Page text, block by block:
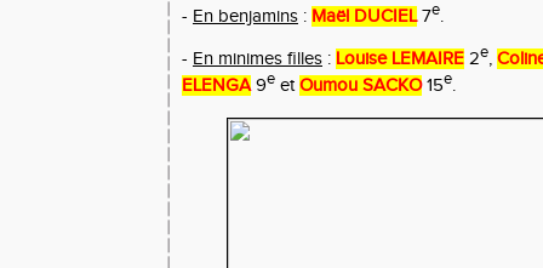
- En benjamins : Maël DUCIEL7e.
- En minimes filles : Louise LEMAIRE 2e,
ELENGA9e etOumou SACKO15e.